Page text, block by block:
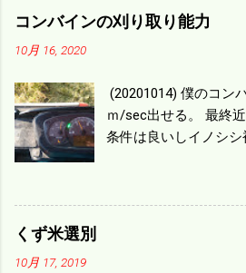
コンバインの刈り取り能力
10月 16, 2020
(20201014) 僕のコン
ｍ/sec出せる。 最終
条件は良いしイノシシ
ｍ/min、4.32ｋｍ/hr
0.864/haの作業能力が
くず米選別
10月 17, 2019